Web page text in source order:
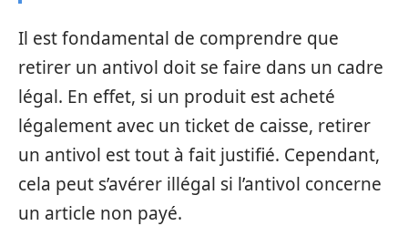
Il est fondamental de comprendre que
retirer un antivol doit se faire dans un cadre
légal. En effet, si un produit est acheté
légalement avec un ticket de caisse, retirer
un antivol est tout à fait justifié. Cependant,
cela peut s’avérer illégal si l’antivol concerne
un article non payé.